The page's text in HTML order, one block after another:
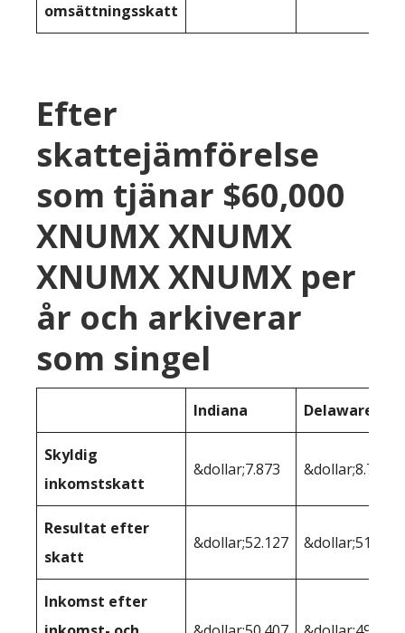
omsättningsskatt
Efter
skattejämförelse
som tjänar $60,000
XNUMX XNUMX
XNUMX XNUMX per
år och arkiverar
som singel
Indiana Delaware
Skyldig
inkomstskatt
&dollar;7.873 &dollar;8.725
Resultat efter
skatt
&dollar;52.127 &dollar;51.275
Inkomst efter